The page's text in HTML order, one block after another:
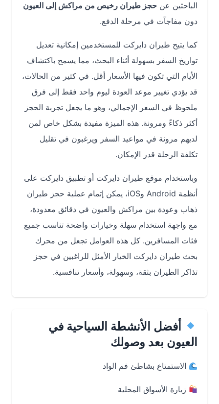
الباحثين عنحجز طيران رخيص من مراكش إلى العيون
دون مفاجآت في مرحلة الدفع.
كما يتيح طيران دايركت للمستخدمين إمكانية تعديل
تواريخ السفر بسهولة أثناء البحث، مما يسمح باكتشاف
الأيام التي تكون فيها الأسعار أقل. في كثير من الحالات،
قد يؤدي تغيير موعد العودة ليوم واحد فقط إلى فرق
ملحوظ في السعر الإجمالي، وهو ما يجعل تجربة الحجز
أكثر ذكاءً ومرونة. هذه الميزة مفيدة بشكل خاص لمن
لديهم مرونة في مواعيد السفر ويرغبون في تقليل
تكلفة الرحلة قدر الإمكان.
وباستخدام موقع طيران دايركت أو تطبيق دايركت على
أنظمة Android وiOS، يمكن إتمام عملية حجز طيران
ذهاب وعودة بين مراكش والعيون في دقائق معدودة،
مع واجهة استخدام سهلة وخيارات واضحة تناسب جميع
فئات المسافرين. كل هذه العوامل تجعل من محرك
بحث طيران دايركت الخيار الأمثل للراغبين في حجز
تذاكر الطيران بثقة، وسهولة، وأسعار تنافسية.
أفضل الأنشطة السياحية في
العيون بعد وصولك
الاستمتاع بشاطئ فم الواد
زيارة الأسواق المحلية